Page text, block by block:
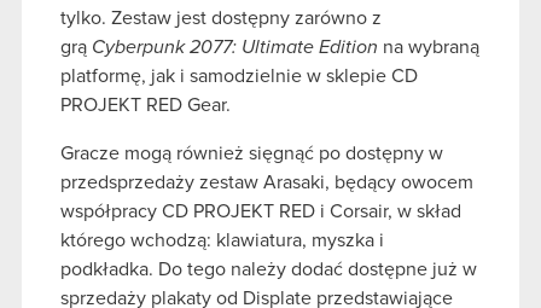
tylko. Zestaw jest dostępny zarówno z
grą Cyberpunk 2077: Ultimate Edition na wybraną
platformę, jak i samodzielnie w sklepie CD
PROJEKT RED Gear.
Gracze mogą również sięgnąć po dostępny w
przedsprzedaży zestaw Arasaki, będący owocem
współpracy CD PROJEKT RED i Corsair, w skład
którego wchodzą: klawiatura, myszka i
podkładka. Do tego należy dodać dostępne już w
sprzedaży plakaty od Displate przedstawiające